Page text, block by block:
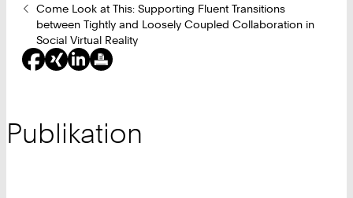
Sie
sind
hier:
Come Look at This: Supporting Fluent Transitions
between Tightly and Loosely Coupled Collaboration in
Social Virtual Reality
Publikation